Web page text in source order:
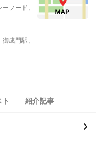
フード、
成門駅、
紹介記事